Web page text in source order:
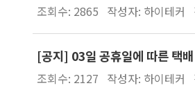
조회수: 2865 작성자: 하이테커
[공지] 03일 공휴일에 따른 택
조회수: 2127 작성자: 하이테커